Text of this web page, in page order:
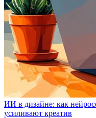
ИИ в дизайне: как
усиливают креатив